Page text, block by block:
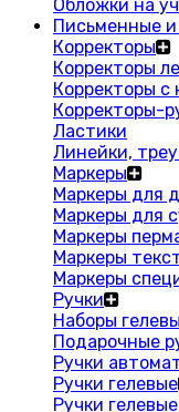
Обложки на
Письменные
Корректоры
Корректоры
Корректоры с
Корректоры-
Ластики
Линейки,
Маркеры
Маркеры для
Маркеры для
Маркеры
Маркеры
Маркеры
Ручки
Наборы
Подарочные
Ручки
Ручки гелевые
Ручки